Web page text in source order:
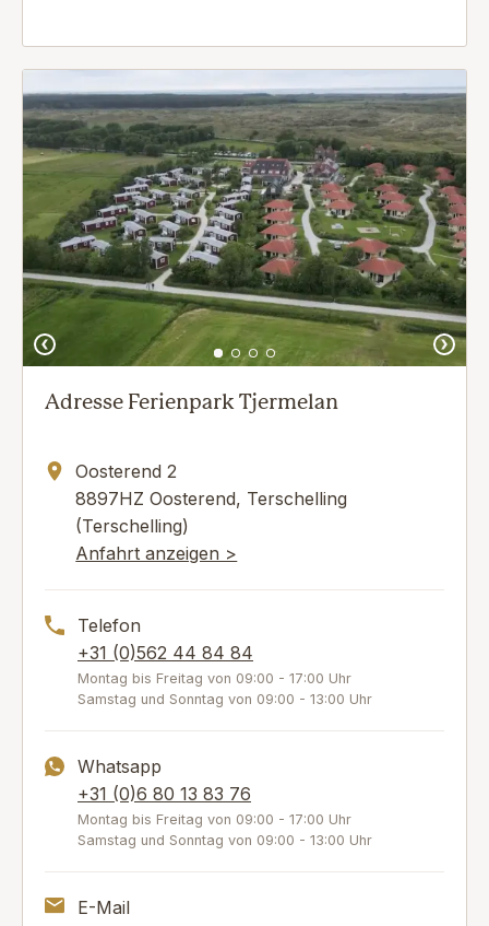
Adresse Ferienpark Tjermelan
Oosterend 2
8897HZ Oosterend, Terschelling
(Terschelling)
Anfahrt anzeigen >
Telefon
+31 (0)562 44 84 84
Montag bis Freitag von 09:00 - 17:00 Uhr
Samstag und Sonntag von 09:00 - 13:00 Uhr
Whatsapp
+31 (0)6 80 13 83 76
Montag bis Freitag von 09:00 - 17:00 Uhr
Samstag und Sonntag von 09:00 - 13:00 Uhr
E-Mail